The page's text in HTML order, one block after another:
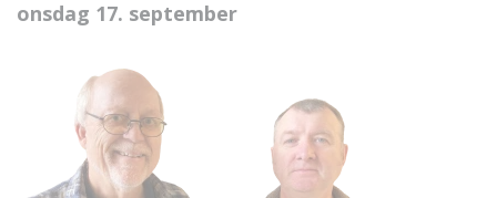
onsdag 17. september